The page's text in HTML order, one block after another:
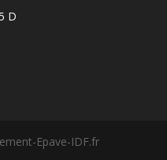
D
Epave-IDF.fr